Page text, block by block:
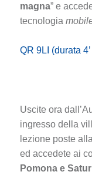
magna” e
tecnologia
QR 9LI (durata 4’
Uscite ora
ingresso della
lezione poste
ed accedete ai
Pomona e